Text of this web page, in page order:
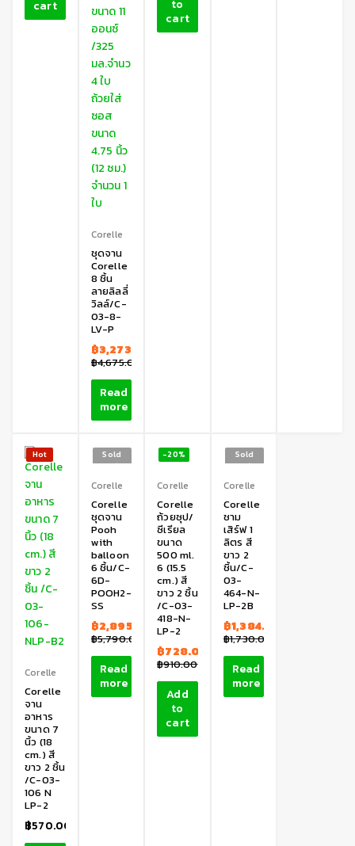
cart
Corelle
ชุดจาน
Corelle
8 ชิ้น
ลายลิลลี่
วิลล์/C-
03-8-
LV-P
฿4,675.00
฿3,273.00
Read
more
to
cart
Hot
Corelle
Corelle
จาน
อาหาร
ขนาด 7
นิ้ว (18
cm.) สี
ขาว 2 ชิ้น
/C-03-
106 N
LP-2
฿570.00
Sold
out
Corelle
Corelle
ชุดจาน
Pooh
with
balloon
6 ชิ้น/C-
6D-
POOH2-
SS
฿5,790.00
฿2,895.00
Read
more
-20%
Corelle
Corelle
ถ้วยซุป/
ซีเรียล
ขนาด
500 ml.
6 (15.5
cm.) สี
ขาว 2 ชิ้น
/C-03-
418-N-
LP-2
฿910.00
฿728.00
Add
to
cart
Sold
out
Corelle
Corelle
ชาม
เสิร์ฟ 1
ลิตร สี
ขาว 2
ชิ้น/C-
03-
464-N-
LP-2B
฿1,730.00
฿1,384.00
Read
more